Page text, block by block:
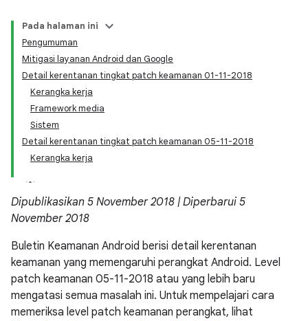
Pada halaman ini
Pengumuman
Mitigasi layanan Android dan Google
Detail kerentanan tingkat patch keamanan 01-11-2018
Kerangka kerja
Framework media
Sistem
Detail kerentanan tingkat patch keamanan 05-11-2018
Kerangka kerja
Dipublikasikan 5 November 2018 | Diperbarui 5
November 2018
Buletin Keamanan Android berisi detail kerentanan
keamanan yang memengaruhi perangkat Android. Level
patch keamanan 05-11-2018 atau yang lebih baru
mengatasi semua masalah ini. Untuk mempelajari cara
memeriksa level patch keamanan perangkat, lihat